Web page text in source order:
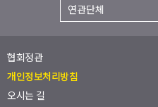
협회정관
개인정보처리방침
오시는 길